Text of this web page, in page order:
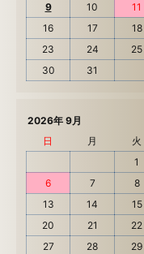
9
10 11
16
17 18
23
24 25
30
31
2026年 9月
日
月 火
1
6
7 8
13
14 15
20
21 22
27
28 29